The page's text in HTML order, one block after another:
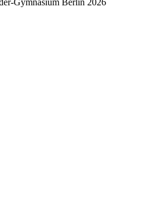
Gymnasium Berlin 2026